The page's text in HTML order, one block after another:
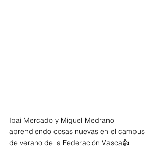
Ibai Mercado y Miguel Medrano
aprendiendo cosas nuevas en el campus
de verano de la Federación Vasca👍